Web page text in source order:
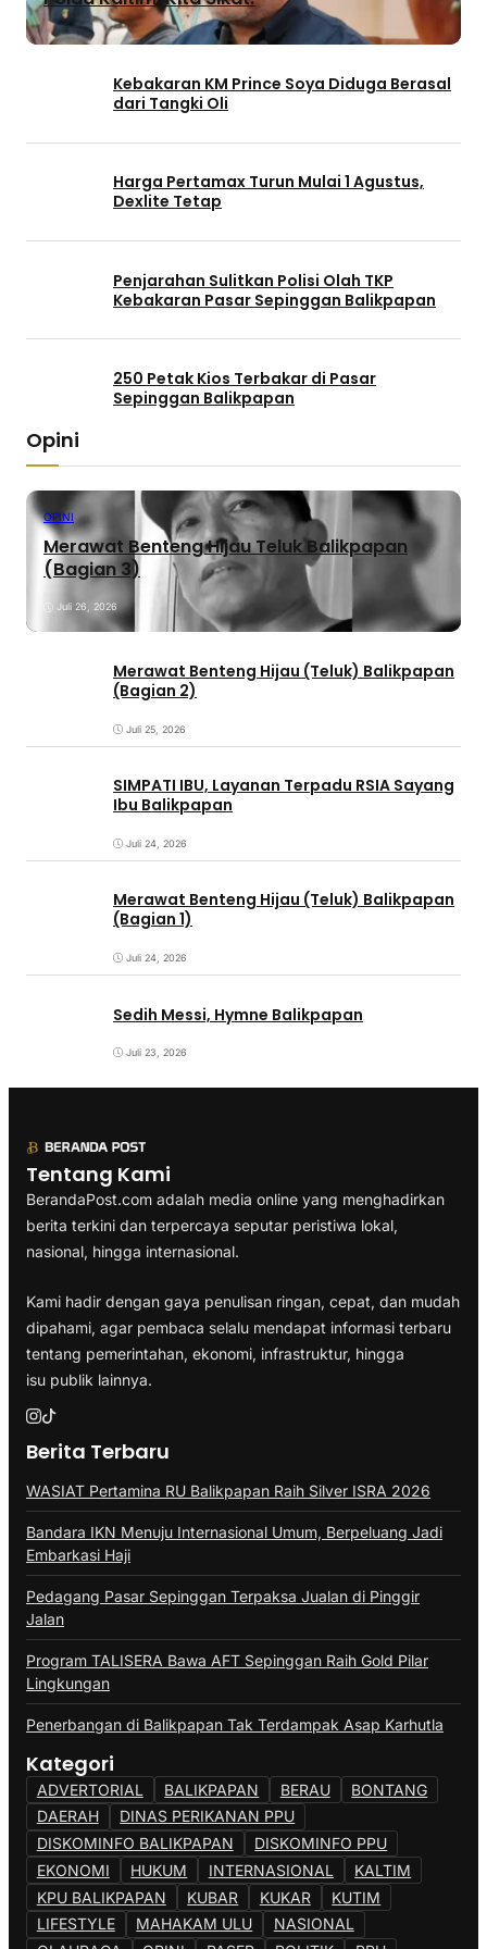
Kebakaran KM Prince Soya Diduga Berasal
dari Tangki Oli
Harga Pertamax Turun Mulai 1 Agustus,
Dexlite Tetap
Penjarahan Sulitkan Polisi Olah TKP
Kebakaran Pasar Sepinggan Balikpapan
250 Petak Kios Terbakar di Pasar
Sepinggan Balikpapan
Opini
OPINI
Merawat Benteng Hijau Teluk Balikpapan
(Bagian 3)
Juli 26, 2026
Merawat Benteng Hijau (Teluk) Balikpapan
(Bagian 2)
Juli 25, 2026
SIMPATI IBU, Layanan Terpadu RSIA Sayang
Ibu Balikpapan
Juli 24, 2026
Merawat Benteng Hijau (Teluk) Balikpapan
(Bagian 1)
Juli 24, 2026
Sedih Messi, Hymne Balikpapan
Juli 23, 2026
Tentang Kami
BerandaPost.com adalah media online yang menghadirkan
berita terkini dan terpercaya seputar peristiwa lokal,
nasional, hingga internasional.
Kami hadir dengan gaya penulisan ringan, cepat, dan mudah
dipahami, agar pembaca selalu mendapat informasi terbaru
tentang pemerintahan, ekonomi, infrastruktur, hingga
isu publik lainnya.
Berita Terbaru
WASIAT Pertamina RU Balikpapan Raih Silver ISRA 2026
Bandara IKN Menuju Internasional Umum, Berpeluang Jadi
Embarkasi Haji
Pedagang Pasar Sepinggan Terpaksa Jualan di Pinggir
Jalan
Program TALISERA Bawa AFT Sepinggan Raih Gold Pilar
Lingkungan
Penerbangan di Balikpapan Tak Terdampak Asap Karhutla
Kategori
ADVERTORIAL BALIKPAPAN BERAU
BONTANG
DAERAH
DINAS PERIKANAN PPU
DISKOMINFO BALIKPAPAN
DISKOMINFO PPU
EKONOMI
HUKUM INTERNASIONAL
KALTIM
KPU BALIKPAPAN
KUBAR KUKAR
KUTIM
LIFESTYLE
MAHAKAM ULU
NASIONAL